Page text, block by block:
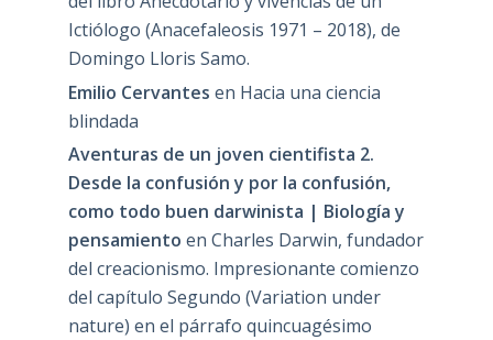
Ictiólogo (Anacefaleosis 1971 – 2018), de
Domingo Lloris Samo.
Emilio Cervantes en Hacia una ciencia
blindada
Aventuras de un joven cientifista 2.
Desde la confusión y por la confusión,
como todo buen darwinista | Biología y
pensamiento en Charles Darwin, fundador
del creacionismo. Impresionante comienzo
del capítulo Segundo (Variation under
nature) en el párrafo quincuagésimo